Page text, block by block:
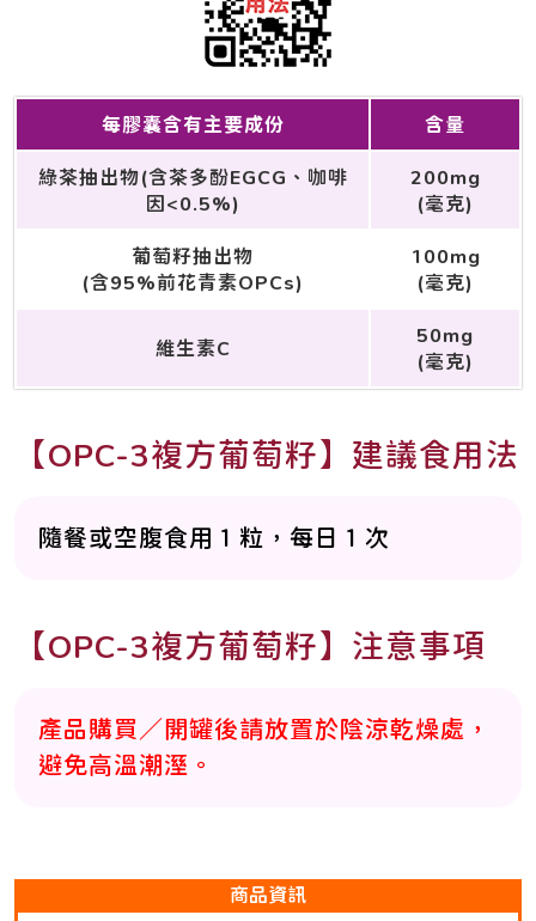
每膠囊含有主要成份 含量
綠茶抽出物(含茶多酚EGCG、咖啡
因<0.5%)
200mg
(毫克)
葡萄籽抽出物
(含95%前花青素OPCs)
100mg
(毫克)
維生素C
50mg
(毫克)
【OPC-3複方葡萄籽】建議食用法
隨餐或空腹食用１粒，每日１次
【OPC-3複方葡萄籽】注意事項
產品購買／開罐後請放置於陰涼乾燥處，
避免高溫潮溼。
商品資訊